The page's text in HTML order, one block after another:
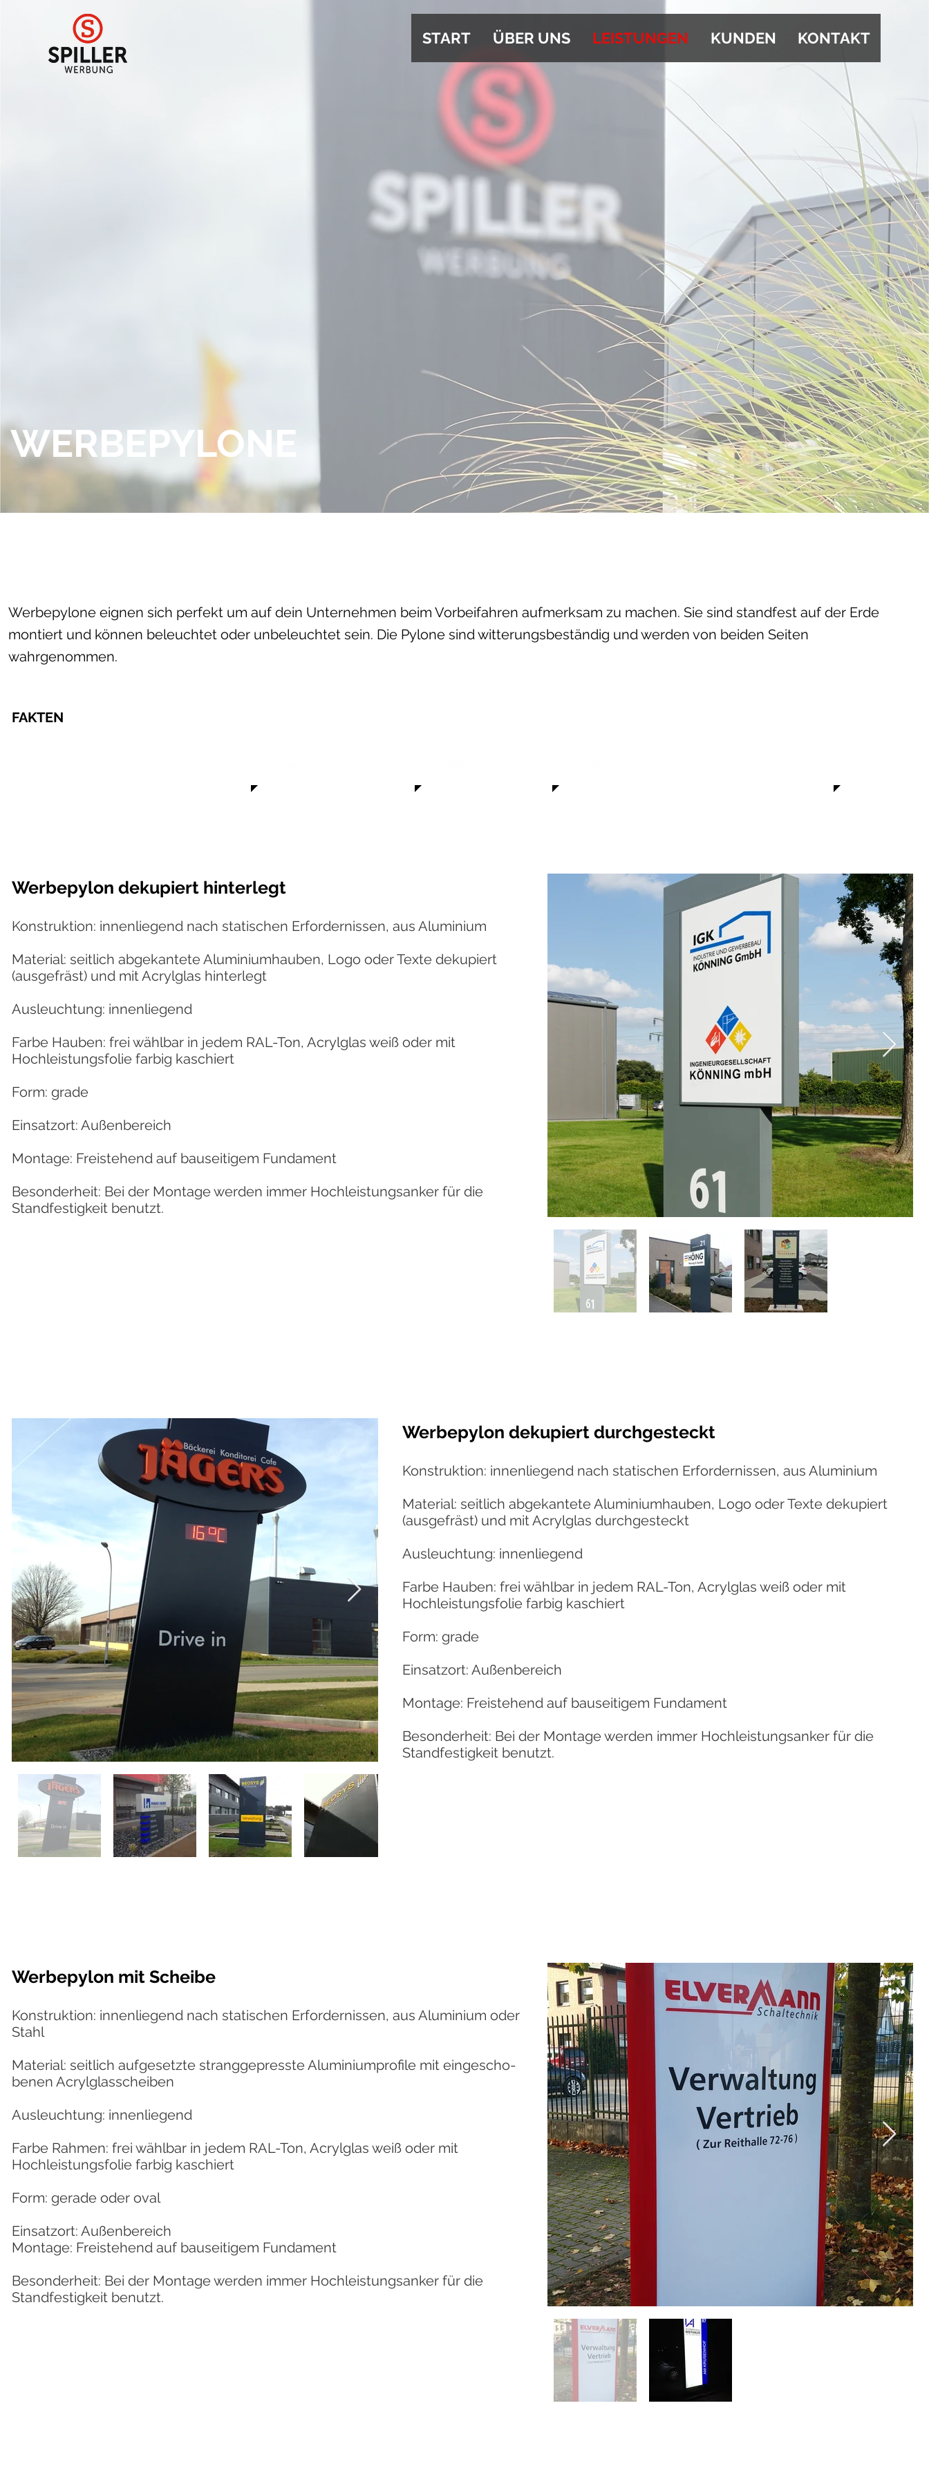
START ÜBER UNS LEISTUNGEN KUNDEN KONTAKT
WERBEPYLONE
Werbepylone eignen sich perfekt um auf dein Unternehmen beim Vorbeifahren aufmerksam zu machen. Sie sind standfest auf der Erde
montiert und können beleuchtet oder unbeleuchtet sein. Die Pylone sind witterungsbeständig und werden von beiden Seiten
wahrgenommen.
FAKTEN
Werbepylon dekupiert hinterlegt
Konstruktion: innenliegend nach statischen Erfordernissen, aus Aluminium
Material: seitlich abgekantete Aluminiumhauben, Logo oder Texte dekupiert
(ausgefräst) und mit Acrylglas hinterlegt
Ausleuchtung: innenliegend
Farbe Hauben: frei wählbar in jedem RAL-Ton, Acrylglas weiß oder mit
Hochleistungsfolie farbig kaschiert
Form: grade
Einsatzort: Außenbereich
Montage: Freistehend auf bauseitigem Fundament
Besonderheit: Bei der Montage werden immer Hochleistungsanker für die
Standfestigkeit benutzt.
Werbepylon dekupiert durchgesteckt
Konstruktion: innenliegend nach statischen Erfordernissen, aus Aluminium
Material: seitlich abgekantete Aluminiumhauben, Logo oder Texte dekupiert
(ausgefräst) und mit Acrylglas durchgesteckt
Ausleuchtung: innenliegend
Farbe Hauben: frei wählbar in jedem RAL-Ton, Acrylglas weiß oder mit
Hochleistungsfolie farbig kaschiert
Form: grade
Einsatzort: Außenbereich
Montage: Freistehend auf bauseitigem Fundament
Besonderheit: Bei der Montage werden immer Hochleistungsanker für die
Standfestigkeit benutzt.
Werbepylon mit Scheibe
Konstruktion: innenliegend nach statischen Erfordernissen, aus Aluminium oder
Stahl
Material: seitlich aufgesetzte stranggepresste Aluminiumprofile mit eingescho-
benen Acrylglasscheiben
Ausleuchtung: innenliegend
Farbe Rahmen: frei wählbar in jedem RAL-Ton, Acrylglas weiß oder mit
Hochleistungsfolie farbig kaschiert
Form: gerade oder oval
Einsatzort: Außenbereich
Montage: Freistehend auf bauseitigem Fundament
Besonderheit: Bei der Montage werden immer Hochleistungsanker für die
Standfestigkeit benutzt.